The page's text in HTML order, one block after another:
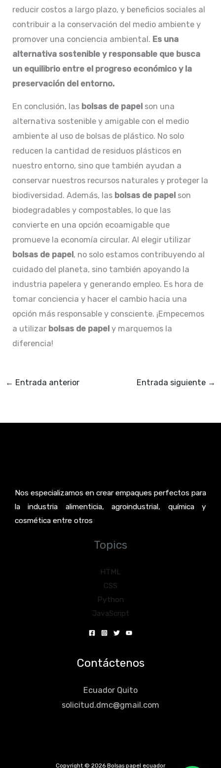
reducir costos a largo plazo, y beneficios sociales al
contribuir a la conservación del medio ambiente y
promover una conciencia ambiental. Es una
alternativa sostenible y responsable que busca
un equilibrio entre el progreso económico y la
preservación del entorno.
En conclusión, las bolsas de papel son una
alternativa sostenible y amigable con el medio
ambiente al uso de bolsas de plástico. No solo
reducen la cantidad de residuos plásticos en
nuestro entorno, sino que también ayudan a
conservar nuestros recursos naturales y proteger la
biodiversidad. Además, las bolsas de papel son
biodegradables y compostables, lo que las
convierte en una opción ecoamigable que
promueve la economía circular. Al elegir utilizar
bolsas de papel , no solo estamos contribuyendo al
cuidado del planeta, sino también apoyando la
industria papelera y generando empleo. Es hora de
tomar conciencia y hacer el cambio hacia una
opción más responsable y consciente. ¡Empecemos
a utilizar bolsas de papel y marquemos la
diferencia!
← Entrada anterior Entrada siguiente →
Nos especializamos en crear empaques perfectos para
la industria alimenticia, agroindustrial, química y
cosmética entre otros
Topics
HTML
CSS
Python
JavaScript
Contáctenos
Ecuador Quito
solicitud.dmc@gmail.com
Copyright © 2026 Bolsas papel ecuador